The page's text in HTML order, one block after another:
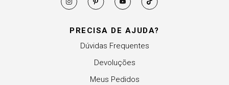
PRECISA DE AJUDA?
Dúvidas Frequentes
Devoluções
Meus Pedidos